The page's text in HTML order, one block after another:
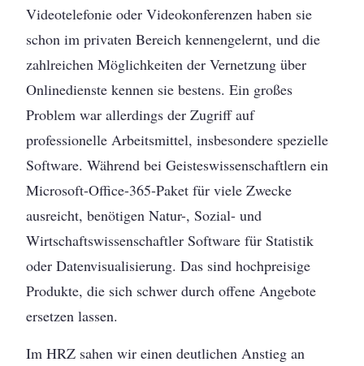
Videotelefonie oder Videokonferenzen haben sie
schon im privaten Bereich kennengelernt, und die
zahlreichen Möglichkeiten der Vernetzung über
Onlinedienste kennen sie bestens. Ein großes
Problem war allerdings der Zugriff auf
professionelle Arbeitsmittel, insbesondere spezielle
Software. Während bei Geisteswissenschaftlern ein
Microsoft-Office-365-Paket für viele Zwecke
ausreicht, benötigen Natur-, Sozial- und
Wirtschaftswissenschaftler Software für Statistik
oder Datenvisualisierung. Das sind hochpreisige
Produkte, die sich schwer durch offene Angebote
ersetzen lassen.
Im HRZ sahen wir einen deutlichen Anstieg an